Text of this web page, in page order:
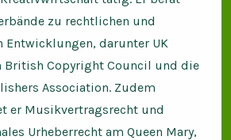
zu rechtlichen und
Entwicklungen, darunter UK
British Copyright Council und die
Association. Zudem
er Musikvertragsrecht und
Urheberrecht am Queen Mary,